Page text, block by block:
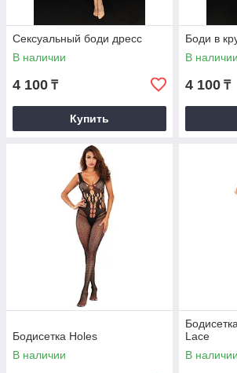
Сексуальный боди дресс
В наличии
4 100 ₸
Купить
Боди в
В наличии
4 100 ₸
Бодисетка Holes
В наличии
Lace
В наличии